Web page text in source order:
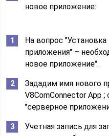
новое приложение:
На вопрос
приложения" –
новое приложение".
Зададим имя нового
V8ComConnector App ;
"серверное
Учетная запись для